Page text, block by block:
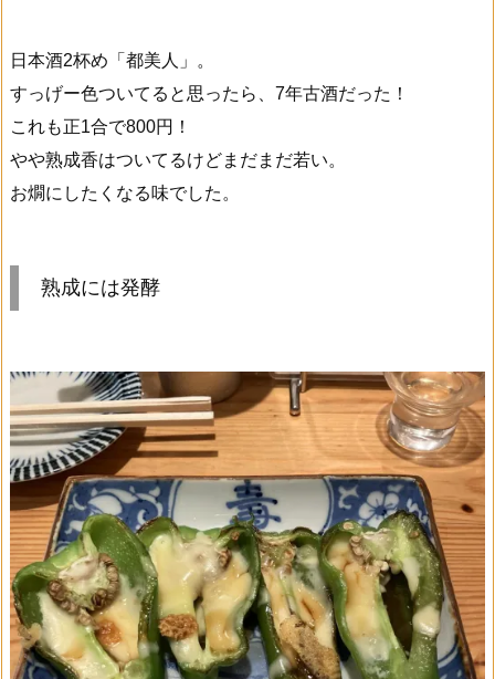
日本酒2杯め「都美人」。
すっげー色ついてると思ったら、7年古酒だった！
これも正1合で800円！
やや熟成香はついてるけどまだまだ若い。
お燗にしたくなる味でした。
熟成には発酵